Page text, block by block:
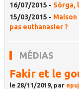
16/07/2015 - Sòrga,
15/03/2015 -
pas euthanasier ?
MÉDIAS
Fakir et le
le 28/11/2019, par